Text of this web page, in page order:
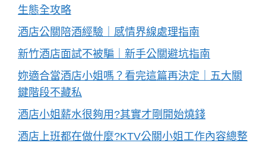
生態全攻略
酒店公關陪酒經驗｜感情界線處理指南
新竹酒店面試不被騙｜新手公關避坑指南
妳適合當酒店小姐嗎？看完這篇再決定｜五大關
鍵階段不藏私
酒店小姐薪水很夠用?其實才剛開始燒錢
酒店上班都在做什麼?KTV公關小姐工作內容總整